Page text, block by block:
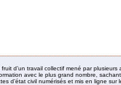
d’un travail collectif mené par
avec le plus grand nombre,
d’état civil numérisés et mis en ligne